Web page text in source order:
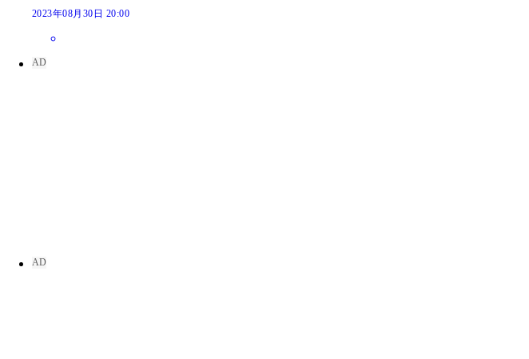
2023年08月30日 20:00